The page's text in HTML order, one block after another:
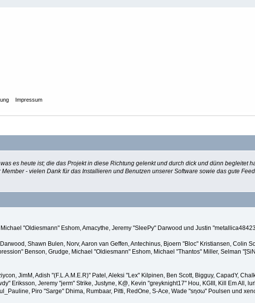
Impressum
es heute ist; die das Projekt in diese Richtung gelenkt und durch dick und dünn begleitet
- vielen Dank für das Installieren und Benutzen unserer Software sowie das gute
"Oldiesmann" Eshom, Amacythe, Jeremy "SleePy" Darwood und Justin
Shawn Bulen, Norv, Aaron van Geffen, Antechinus, Bjoern "Bloc" Kristiansen, Colin
Benson, Grudge, Michael "Oldiesmann" Eshom, Michael "Thantos" Miller, Selman
JimM, Adish "(F.L.A.M.E.R)" Patel, Aleksi "Lex" Kilpinen, Ben Scott, Bigguy, CapadY,
Eriksson, Jeremy "jerm" Strike, Justyne, K@, Kevin "greyknight17" Hou, KGIII, Kill Em All,
Piro "Sarge" Dhima, Rumbaar, Pitti, RedOne, S-Ace, Wade "sησω" Poulsen und